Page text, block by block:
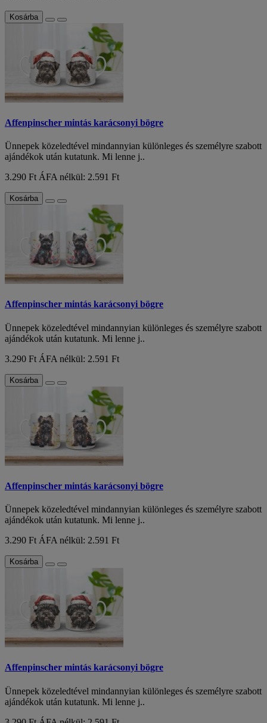
Kosárba
Affenpinscher mintás karácsonyi bögre
Ünnepek közeledtével mindannyian különleges és személyre szabott
ajándékok után kutatunk. Mi lenne j..
3.290 Ft ÁFA nélkül: 2.591 Ft
Kosárba
Affenpinscher mintás karácsonyi bögre
Ünnepek közeledtével mindannyian különleges és személyre szabott
ajándékok után kutatunk. Mi lenne j..
3.290 Ft ÁFA nélkül: 2.591 Ft
Kosárba
Affenpinscher mintás karácsonyi bögre
Ünnepek közeledtével mindannyian különleges és személyre szabott
ajándékok után kutatunk. Mi lenne j..
3.290 Ft ÁFA nélkül: 2.591 Ft
Kosárba
Affenpinscher mintás karácsonyi bögre
Ünnepek közeledtével mindannyian különleges és személyre szabott
ajándékok után kutatunk. Mi lenne j..